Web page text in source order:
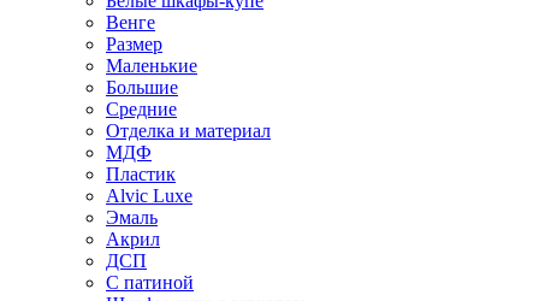
Венге
Размер
Маленькие
Большие
Средние
Отделка и материал
МДФ
Пластик
Alvic Luxe
Эмаль
Акрил
ДСП
С патиной